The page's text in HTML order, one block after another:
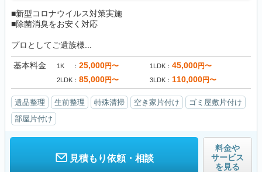
■新型コロナウイルス対策実施
■除菌消臭をお安く対応
プロとしてご遺族様...
基本料金 1K 25,000円〜 1LDK 45,000円〜
2LDK 85,000円〜 3LDK 110,000円〜
遺品整理 生前整理 特殊清掃 空き家片付け
ゴミ屋敷片付け
部屋片付け
見積もり依頼・相談
料金や
サービス
を見る